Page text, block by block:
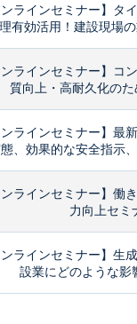
ンラインセミナー】タ
理有効活用！建設現場
ンラインセミナー】コ
質向上・高耐久化の
ンラインセミナー】最
、効果的な安全指示
ンラインセミナー】働
力向上セミ
ンラインセミナー】生
設業にどのような影